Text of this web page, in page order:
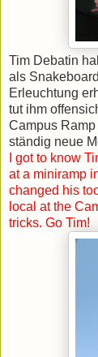
Tim Debatin
als
Erleuchtung
tut ihm
Campus
ständig neue
I got to know
at a miniramp
changed his
local at the
tricks. Go Tim!